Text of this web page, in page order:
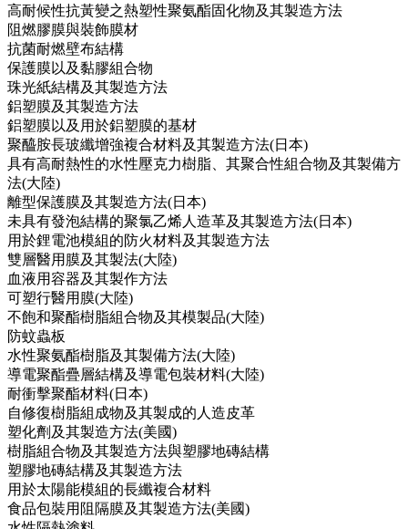
高耐候性抗黃變之熱塑性聚氨酯固化物及其製造方法
阻燃膠膜與裝飾膜材
抗菌耐燃壁布結構
保護膜以及黏膠組合物
珠光紙結構及其製造方法
鋁塑膜及其製造方法
鋁塑膜以及用於鋁塑膜的基材
聚醯胺長玻纖增強複合材料及其製造方法(日本)
具有高耐熱性的水性壓克力樹脂、其聚合性組合物及其製備方
法(大陸)
離型保護膜及其製造方法(日本)
未具有發泡結構的聚氯乙烯人造革及其製造方法(日本)
用於鋰電池模組的防火材料及其製造方法
雙層醫用膜及其製法(大陸)
血液用容器及其製作方法
可塑行醫用膜(大陸)
不飽和聚酯樹脂組合物及其模製品(大陸)
防蚊蟲板
水性聚氨酯樹脂及其製備方法(大陸)
導電聚酯疊層結構及導電包裝材料(大陸)
耐衝擊聚酯材料(日本)
自修復樹脂組成物及其製成的人造皮革
塑化劑及其製造方法(美國)
樹脂組合物及其製造方法與塑膠地磚結構
塑膠地磚結構及其製造方法
用於太陽能模組的長纖複合材料
食品包裝用阻隔膜及其製造方法(美國)